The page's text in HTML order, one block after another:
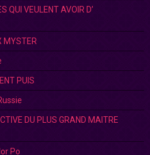
QUI VEULENT AVOIR D’
MYSTER
PUIS
DU PLUS GRAND MAITRE
Po